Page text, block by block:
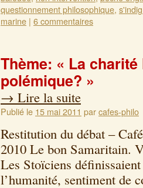
questionnement philosophique,
marine | 6 commentaires
Thème: « La
polémique? »
→ Lire la suite
Publié le 15 mai 2011 parcafes-philo
Restitution du débat –
2010 Le bon Samaritain.
Les Stoïciens
l’humanité, sentiment de